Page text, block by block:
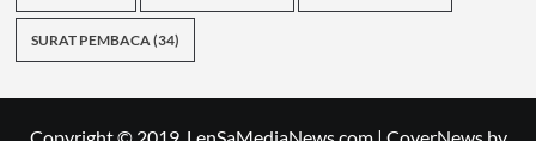
SURAT PEMBACA(34)